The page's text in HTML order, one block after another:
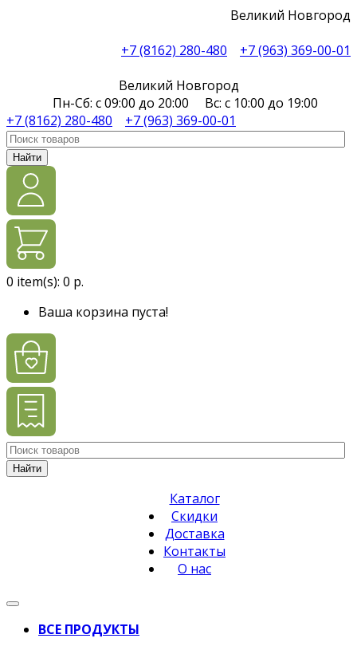
Великий Новгород
+7 (8162) 280-480
+7 (963) 369-00-01
Великий Новгород
Пн-Сб: с 09:00 до 20:00 Вс: с 10:00 до 19:00
+7 (8162) 280-480
+7 (963) 369-00-01
Найти
0 item(s): 0 р.
Ваша корзина пуста!
Найти
Каталог
Скидки
Доставка
Контакты
О нас
ВСЕ ПРОДУКТЫ